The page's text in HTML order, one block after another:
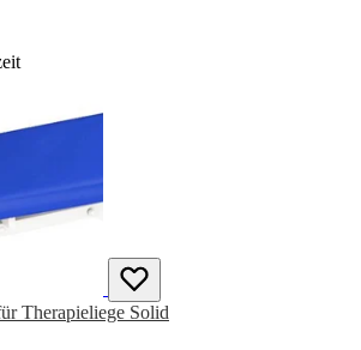
Therapieliege Solid